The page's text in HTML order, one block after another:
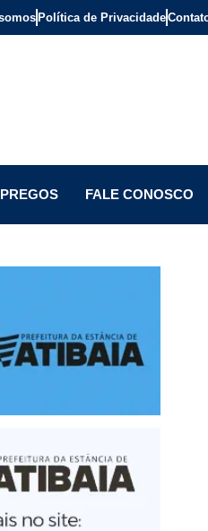
Política de Privacidade
FALE CONOSCO